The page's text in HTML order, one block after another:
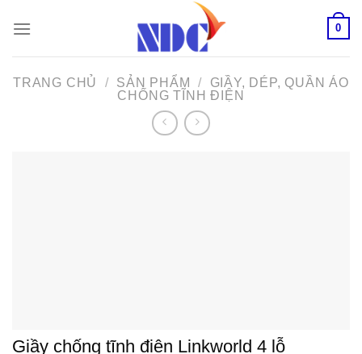
0
TRANG CHỦ / SẢN PHẨM /
GIẦY, DÉP, QUẦN ÁO
CHỐNG TĨNH ĐIỆN
Giầy chống tĩnh điện Linkworld 4 lỗ